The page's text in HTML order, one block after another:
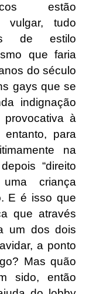
estão
vulgar, tudo
de estilo
que faria
do século
gays que se
indignação
à
entanto, para
na
“direito
criança
E é isso que
que através
um dos dois
a ponto
Mas quão
sido, então